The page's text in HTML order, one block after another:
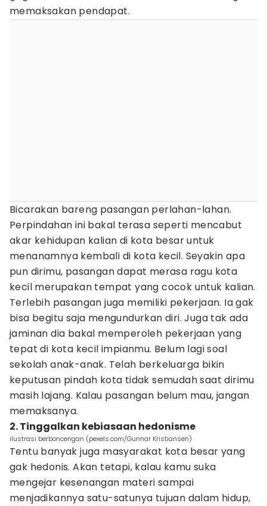
memaksakan pendapat.
Bicarakan bareng pasangan perlahan-lahan.
Perpindahan ini bakal terasa seperti mencabut
akar kehidupan kalian di kota besar untuk
menanamnya kembali di kota kecil. Seyakin apa
pun dirimu, pasangan dapat merasa ragu kota
kecil merupakan tempat yang cocok untuk kalian.
Terlebih pasangan juga memiliki pekerjaan. Ia gak
bisa begitu saja mengundurkan diri. Juga tak ada
jaminan dia bakal memperoleh pekerjaan yang
tepat di kota kecil impianmu. Belum lagi soal
sekolah anak-anak. Telah berkeluarga bikin
keputusan pindah kota tidak semudah saat dirimu
masih lajang. Kalau pasangan belum mau, jangan
memaksanya.
2. Tinggalkan kebiasaan hedonisme
ilustrasi berboncengan (pexels.com/Gunnar Kristiansen)
Tentu banyak juga masyarakat kota besar yang
gak hedonis. Akan tetapi, kalau kamu suka
mengejar kesenangan materi sampai
menjadikannya satu-satunya tujuan dalam hidup,